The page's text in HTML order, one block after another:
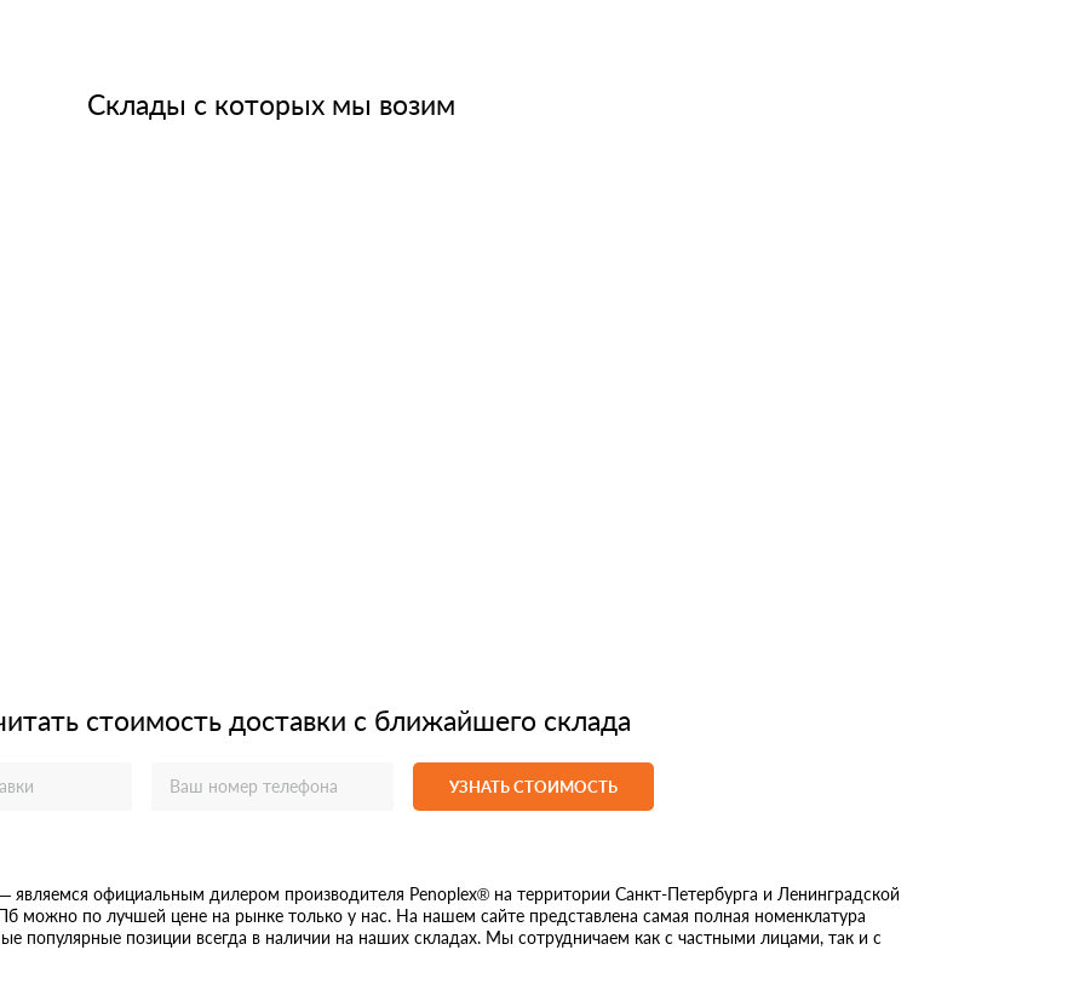
Склады с которых мы возим
стоимость доставки с ближайшего склада
УЗНАТЬ СТОИМОСТЬ
официальным дилером производителя Penoplex® на территории Санкт-Петербурга и Ленинградской
можно по лучшей цене на рынке только у нас. На нашем сайте представлена самая полная номенклатура
популярные позиции всегда в наличии на наших складах. Мы сотрудничаем как с частными лицами, так и с